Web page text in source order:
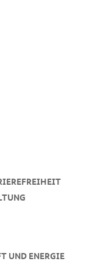
UND ENERGIE